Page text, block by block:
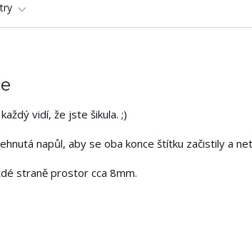
vidí, že jste šikula. ;)
napůl, aby se oba konce štítku začistily a
straně prostor cca 8mm.